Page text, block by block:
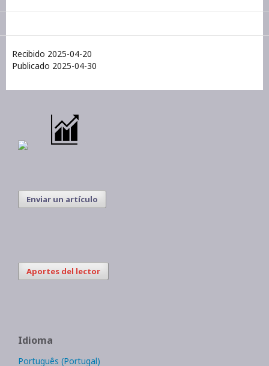
Recibido 2025-04-20
Publicado 2025-04-30
Enviar un artículo
Aportes del lector
Idioma
Português (Portugal)